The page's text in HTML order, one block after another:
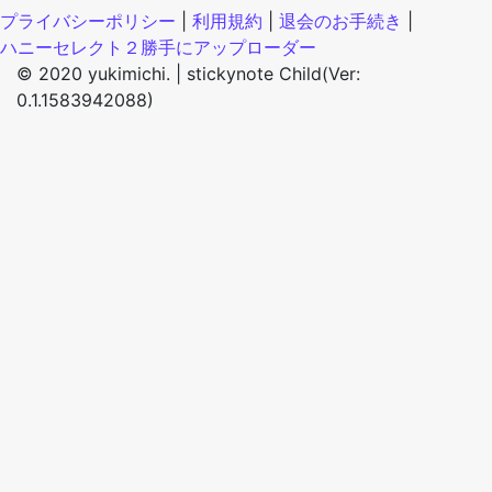
プライバシーポリシー 利用規約 退会のお手続き
ハニーセレクト２勝手にアップローダー
© 2020 yukimichi. | stickynote Child(Ver:
0.1.1583942088)